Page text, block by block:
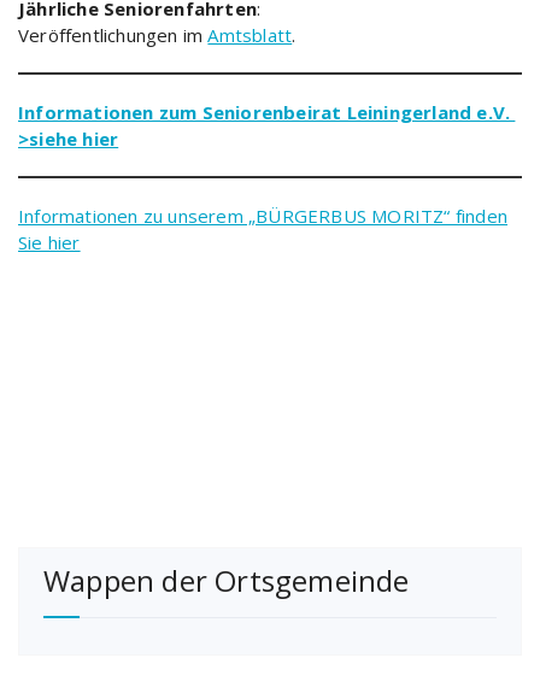
Jährliche Seniorenfahrten:
Veröffentlichungen imAmtsblatt.
Informationen zum Seniorenbeirat Leiningerland e.V.
>siehe hier
Informationen zu unserem „BÜRGERBUS MORITZ“ finden
Sie hier
Wappen der Ortsgemeinde